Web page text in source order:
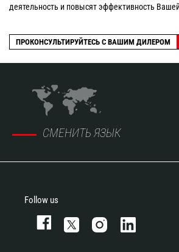
деятельность и повысят эффективность
ПРОКОНСУЛЬТИРУЙТЕСЬ С ВАШИМ ДИЛЕРОМ
СМЕНИТЬ ЯЗЫК
Follow us